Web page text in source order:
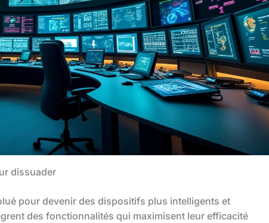
dissuader
pour devenir des dispositifs plus intelligents et
des fonctionnalités qui maximisent leur efficacité